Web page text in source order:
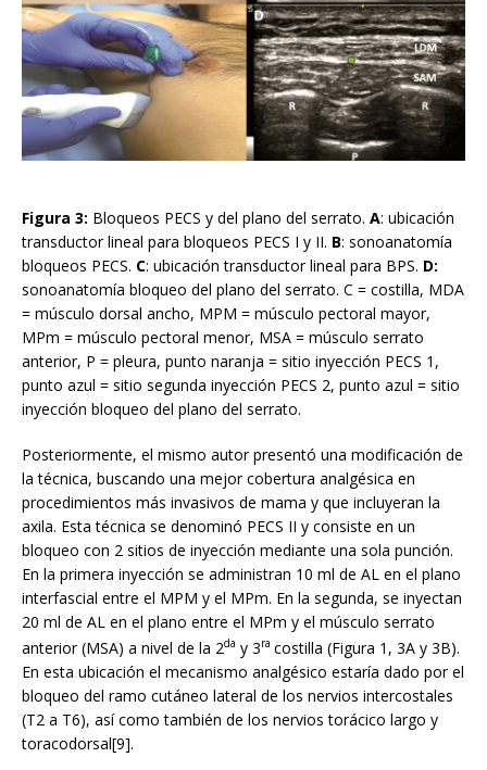
Figura 3: Bloqueos PECS y del plano del serrato. A: ubicación
transductor lineal para bloqueos PECS I y II. B: sonoanatomía
bloqueos PECS. C: ubicación transductor lineal para BPS. D:
sonoanatomía bloqueo del plano del serrato. C = costilla, MDA
= músculo dorsal ancho, MPM = músculo pectoral mayor,
MPm = músculo pectoral menor, MSA = músculo serrato
anterior, P = pleura, punto naranja = sitio inyección PECS 1,
punto azul = sitio segunda inyección PECS 2, punto azul = sitio
inyección bloqueo del plano del serrato.
Posteriormente, el mismo autor presentó una modificación de
la técnica, buscando una mejor cobertura analgésica en
procedimientos más invasivos de mama y que incluyeran la
axila. Esta técnica se denominó PECS II y consiste en un
bloqueo con 2 sitios de inyección mediante una sola punción.
En la primera inyección se administran 10 ml de AL en el plano
interfascial entre el MPM y el MPm. En la segunda, se inyectan
20 ml de AL en el plano entre el MPm y el músculo serrato
anterior (MSA) a nivel de la 2da y 3ra costilla (Figura 1, 3A y 3B).
En esta ubicación el mecanismo analgésico estaría dado por el
bloqueo del ramo cutáneo lateral de los nervios intercostales
(T2 a T6), así como también de los nervios torácico largo y
toracodorsal[9].